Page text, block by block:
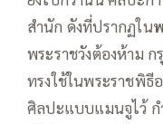
สำนัก ดังที่ปรากฏใน
พระราชวังต้องห้าม
ทรงใช้ในพระราชพิธี
ศิลปะแบบแมนจูไว้